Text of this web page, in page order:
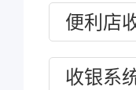
便利店
收银系